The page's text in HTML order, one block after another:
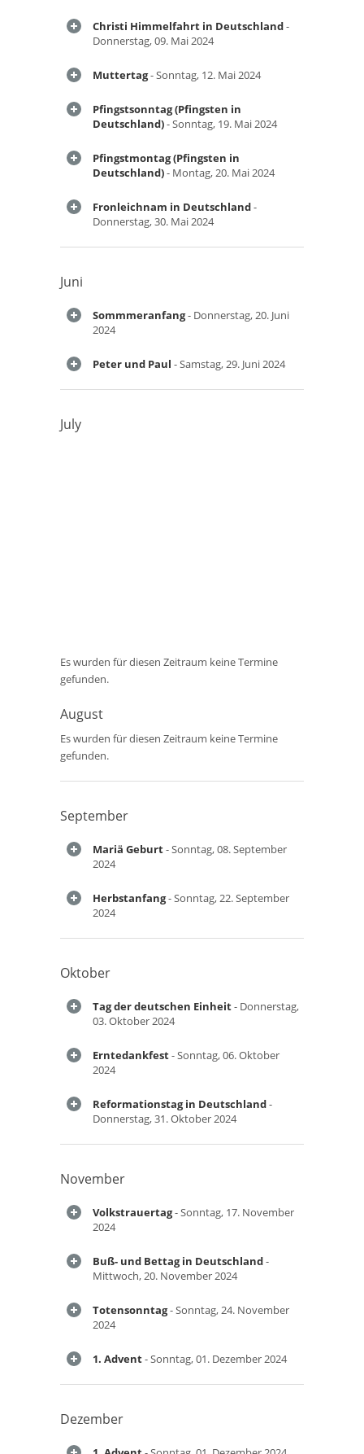
Christi Himmelfahrt in Deutschland-
Donnerstag, 09. Mai 2024
Muttertag- Sonntag, 12. Mai 2024
Pfingstsonntag (Pfingsten in
Deutschland)- Sonntag, 19. Mai 2024
Pfingstmontag (Pfingsten in
Deutschland)- Montag, 20. Mai 2024
Fronleichnam in Deutschland-
Donnerstag, 30. Mai 2024
Juni
Sommmeranfang- Donnerstag, 20. Juni
2024
Peter und Paul - Samstag, 29. Juni 2024
July
Es wurden für diesen Zeitraum keine Termine
gefunden.
August
Es wurden für diesen Zeitraum keine Termine
gefunden.
September
Mariä Geburt- Sonntag, 08. September
2024
Herbstanfang- Sonntag, 22. September
2024
Oktober
Tag der deutschen Einheit- Donnerstag,
03. Oktober 2024
Erntedankfest- Sonntag, 06. Oktober
2024
Reformationstag in Deutschland-
Donnerstag, 31. Oktober 2024
November
Volkstrauertag- Sonntag, 17. November
2024
Buß- und Bettag in Deutschland-
Mittwoch, 20. November 2024
Totensonntag- Sonntag, 24. November
2024
1. Advent- Sonntag, 01. Dezember 2024
Dezember